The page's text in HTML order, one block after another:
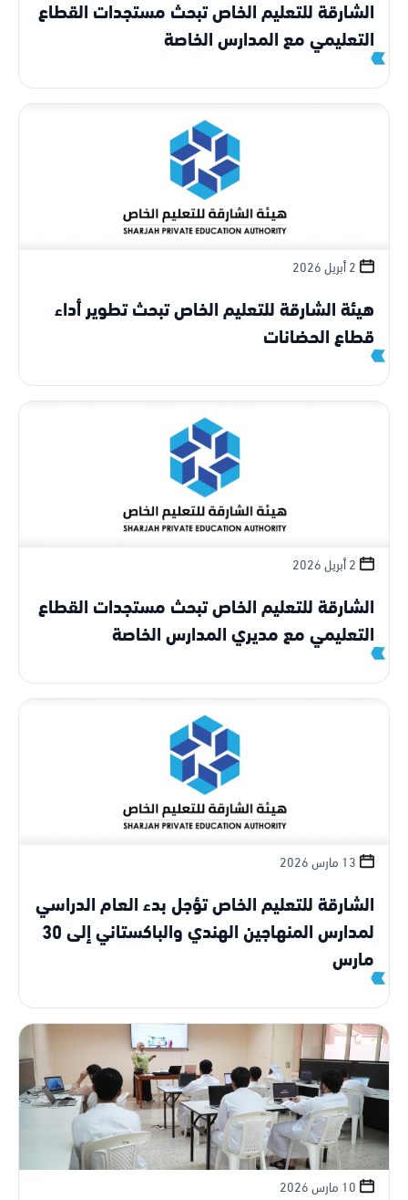
الشارقة للتعليم الخاص تبحث مستجدات القطاع
التعليمي مع المدارس الخاصة
2 أبريل 2026
هيئة الشارقة للتعليم الخاص تبحث تطوير أداء
قطاع الحضانات
2 أبريل 2026
الشارقة للتعليم الخاص تبحث مستجدات القطاع
التعليمي مع مديري المدارس الخاصة
13 مارس 2026
الشارقة للتعليم الخاص تؤجل بدء العام الدراسي
لمدارس المنهاجين الهندي والباكستاني إلى 30
مارس
10 مارس 2026